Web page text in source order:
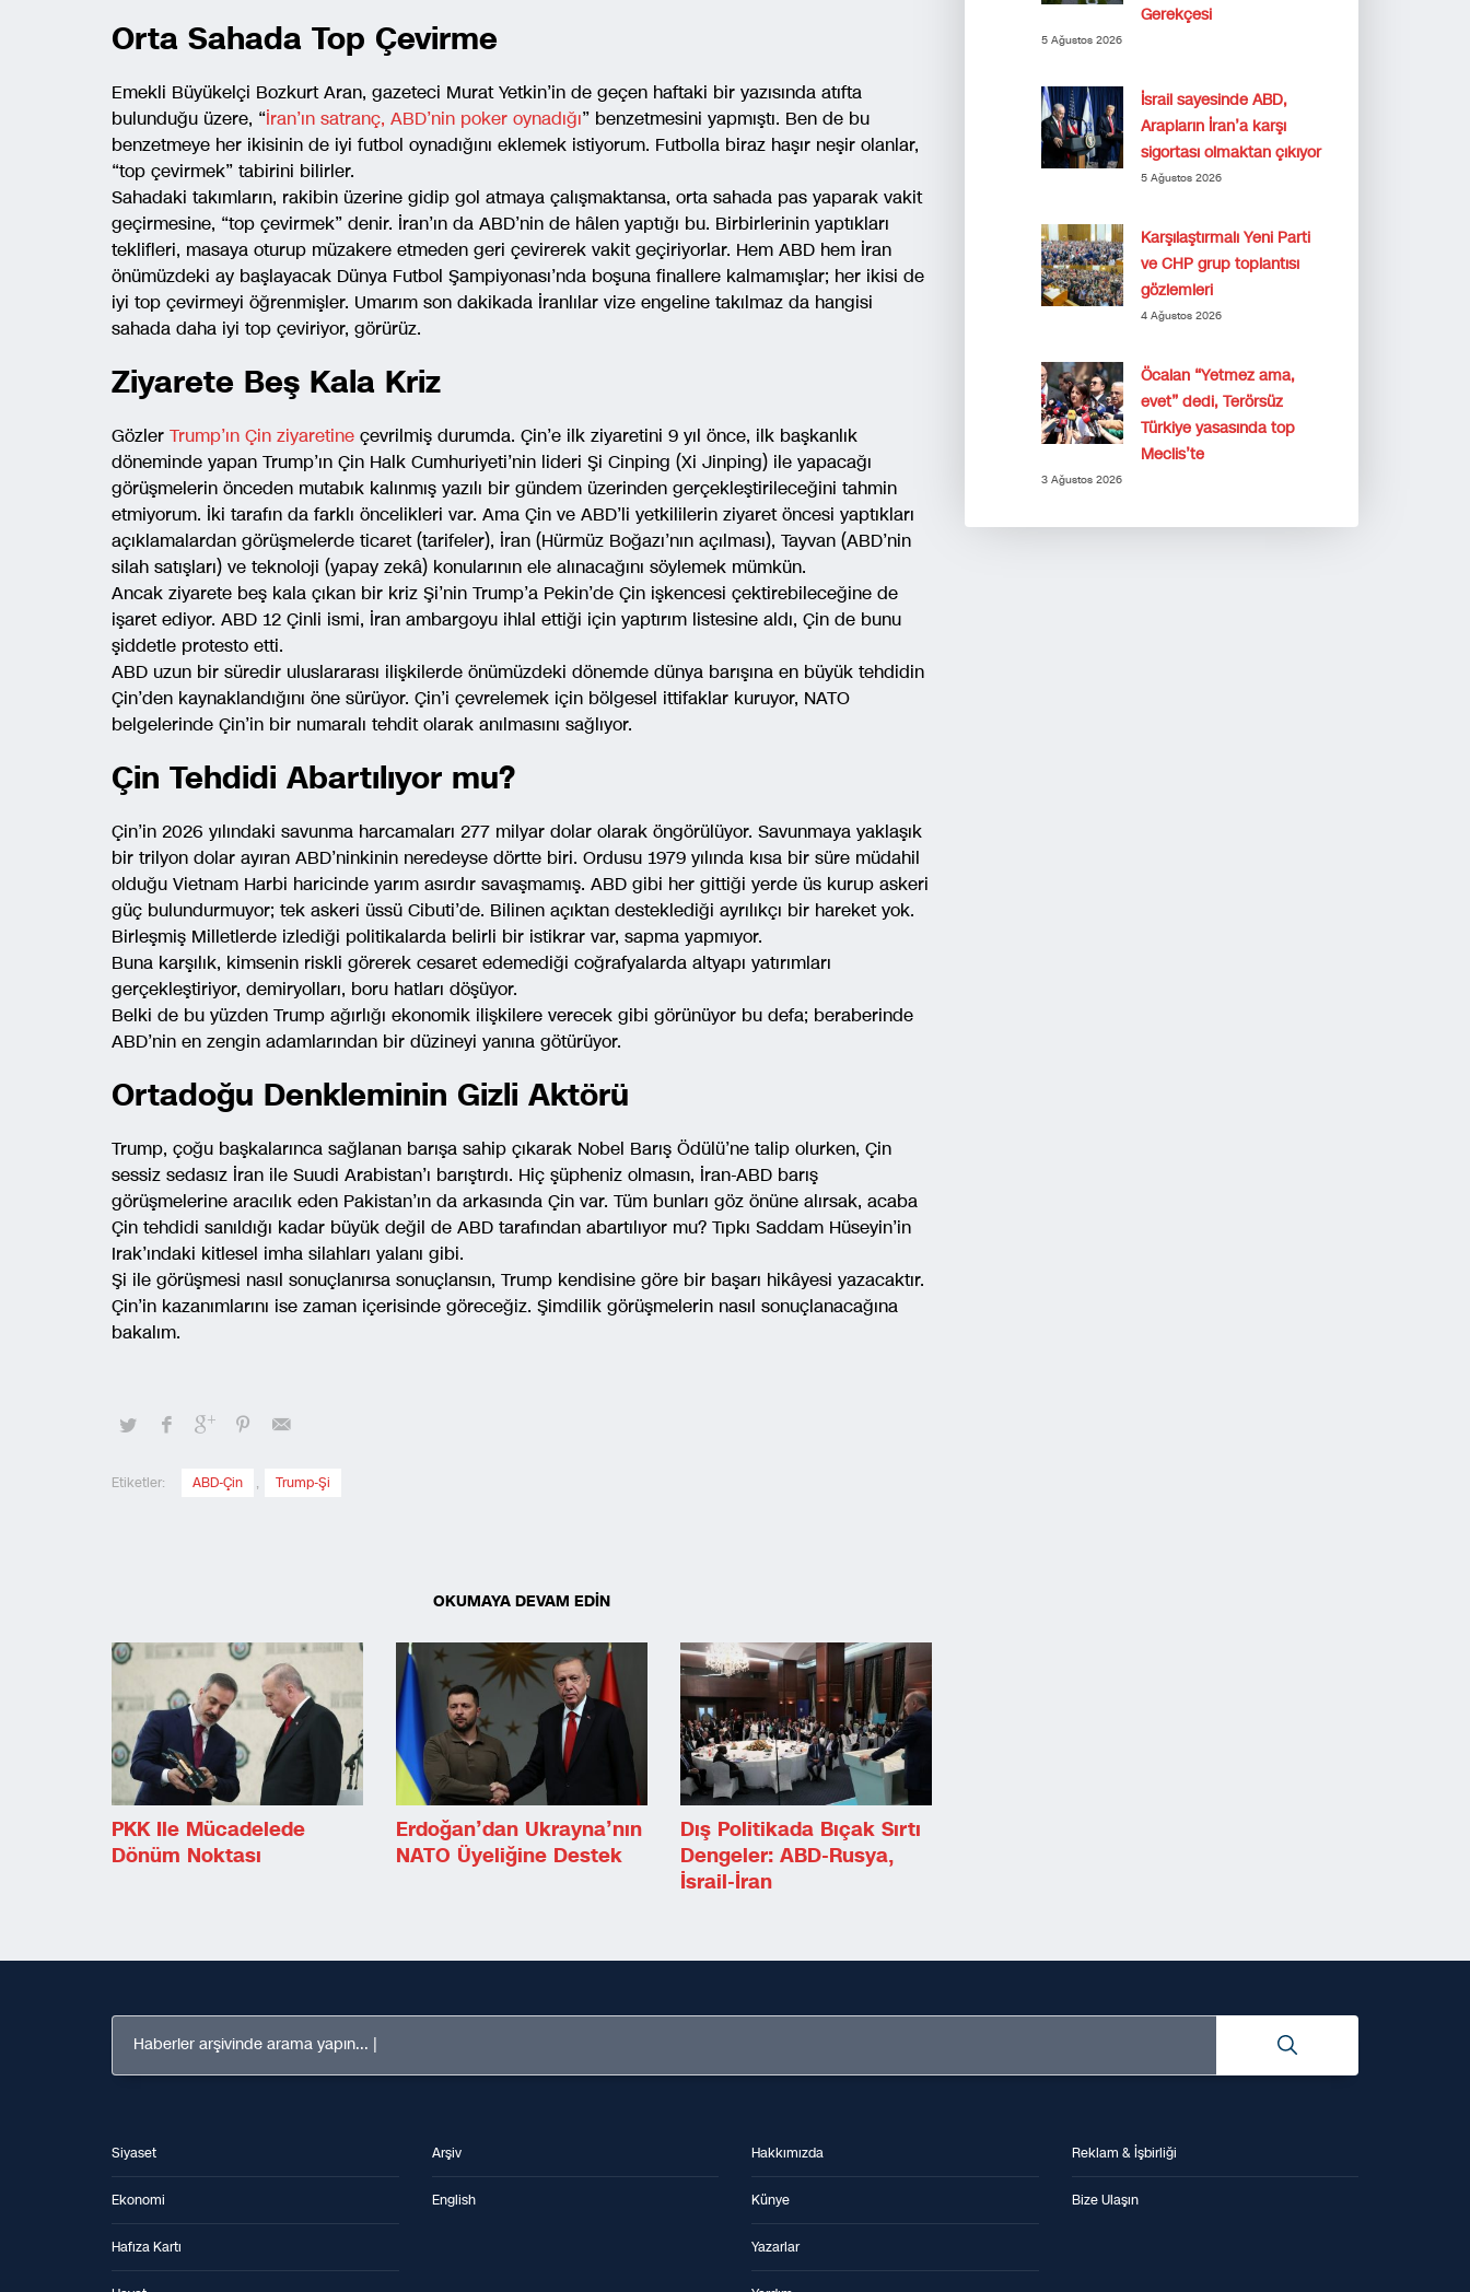
Orta Sahada Top Çevirme
Emekli Büyükelçi Bozkurt Aran, gazeteci Murat Yetkin’in de geçen haftaki bir yazısında atıfta
bulunduğu üzere, “İran’ın satranç, ABD’nin poker oynadığı” benzetmesini yapmıştı. Ben de bu
benzetmeye her ikisinin de iyi futbol oynadığını eklemek istiyorum. Futbolla biraz haşır neşir olanlar,
“top çevirmek” tabirini bilirler.
Sahadaki takımların, rakibin üzerine gidip gol atmaya çalışmaktansa, orta sahada pas yaparak vakit
geçirmesine, “top çevirmek” denir. İran’ın da ABD’nin de hâlen yaptığı bu. Birbirlerinin yaptıkları
teklifleri, masaya oturup müzakere etmeden geri çevirerek vakit geçiriyorlar. Hem ABD hem İran
önümüzdeki ay başlayacak Dünya Futbol Şampiyonası’nda boşuna finallere kalmamışlar; her ikisi de
iyi top çevirmeyi öğrenmişler. Umarım son dakikada İranlılar vize engeline takılmaz da hangisi
sahada daha iyi top çeviriyor, görürüz.
Ziyarete Beş Kala Kriz
Gözler Trump’ın Çin ziyaretine çevrilmiş durumda. Çin’e ilk ziyaretini 9 yıl önce, ilk başkanlık
döneminde yapan Trump’ın Çin Halk Cumhuriyeti’nin lideri Şi Cinping (Xi Jinping) ile yapacağı
görüşmelerin önceden mutabık kalınmış yazılı bir gündem üzerinden gerçekleştirileceğini tahmin
etmiyorum. İki tarafın da farklı öncelikleri var. Ama Çin ve ABD’li yetkililerin ziyaret öncesi yaptıkları
açıklamalardan görüşmelerde ticaret (tarifeler), İran (Hürmüz Boğazı’nın açılması), Tayvan (ABD’nin
silah satışları) ve teknoloji (yapay zekâ) konularının ele alınacağını söylemek mümkün.
Ancak ziyarete beş kala çıkan bir kriz Şi’nin Trump’a Pekin’de Çin işkencesi çektirebileceğine de
işaret ediyor. ABD 12 Çinli ismi, İran ambargoyu ihlal ettiği için yaptırım listesine aldı, Çin de bunu
şiddetle protesto etti.
ABD uzun bir süredir uluslararası ilişkilerde önümüzdeki dönemde dünya barışına en büyük tehdidin
Çin’den kaynaklandığını öne sürüyor. Çin’i çevrelemek için bölgesel ittifaklar kuruyor, NATO
belgelerinde Çin’in bir numaralı tehdit olarak anılmasını sağlıyor.
Çin Tehdidi Abartılıyor mu?
Çin’in 2026 yılındaki savunma harcamaları 277 milyar dolar olarak öngörülüyor. Savunmaya yaklaşık
bir trilyon dolar ayıran ABD’ninkinin neredeyse dörtte biri. Ordusu 1979 yılında kısa bir süre müdahil
olduğu Vietnam Harbi haricinde yarım asırdır savaşmamış. ABD gibi her gittiği yerde üs kurup askeri
güç bulundurmuyor; tek askeri üssü Cibuti’de. Bilinen açıktan desteklediği ayrılıkçı bir hareket yok.
Birleşmiş Milletlerde izlediği politikalarda belirli bir istikrar var, sapma yapmıyor.
Buna karşılık, kimsenin riskli görerek cesaret edemediği coğrafyalarda altyapı yatırımları
gerçekleştiriyor, demiryolları, boru hatları döşüyor.
Belki de bu yüzden Trump ağırlığı ekonomik ilişkilere verecek gibi görünüyor bu defa; beraberinde
ABD’nin en zengin adamlarından bir düzineyi yanına götürüyor.
Ortadoğu Denkleminin Gizli Aktörü
Trump, çoğu başkalarınca sağlanan barışa sahip çıkarak Nobel Barış Ödülü’ne talip olurken, Çin
sessiz sedasız İran ile Suudi Arabistan’ı barıştırdı. Hiç şüpheniz olmasın, İran-ABD barış
görüşmelerine aracılık eden Pakistan’ın da arkasında Çin var. Tüm bunları göz önüne alırsak, acaba
Çin tehdidi sanıldığı kadar büyük değil de ABD tarafından abartılıyor mu? Tıpkı Saddam Hüseyin’in
Irak’ındaki kitlesel imha silahları yalanı gibi.
Şi ile görüşmesi nasıl sonuçlanırsa sonuçlansın, Trump kendisine göre bir başarı hikâyesi yazacaktır.
Çin’in kazanımlarını ise zaman içerisinde göreceğiz. Şimdilik görüşmelerin nasıl sonuçlanacağına
bakalım.
Etiketler: ABD-Çin , Trump-Şi
OKUMAYA DEVAM EDİN
PKK Ile Mücadelede
Dönüm Noktası
Erdoğan’dan Ukrayna’nın
NATO Üyeliğine Destek
Dış Politikada Bıçak Sırtı
Dengeler: ABD-Rusya,
İsrail-İran
Gerekçesi
5 Ağustos 2026
İsrail sayesinde ABD,
Arapların İran’a karşı
sigortası olmaktan çıkıyor
5 Ağustos 2026
Karşılaştırmalı Yeni Parti
ve CHP grup toplantısı
gözlemleri
4 Ağustos 2026
Öcalan “Yetmez ama,
evet” dedi, Terörsüz
Türkiye yasasında top
Meclis’te
3 Ağustos 2026
Haberler arşivinde arama yapın...
Siyaset
Ekonomi
Hafıza Kartı
Arşiv
English
Hakkımızda
Künye
Yazarlar
Reklam & İşbirliği
Bize Ulaşın